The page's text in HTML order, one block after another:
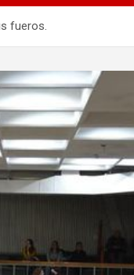
fueros.